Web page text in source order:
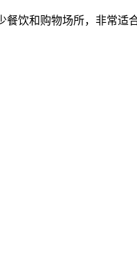
饮和购物场所，非常适